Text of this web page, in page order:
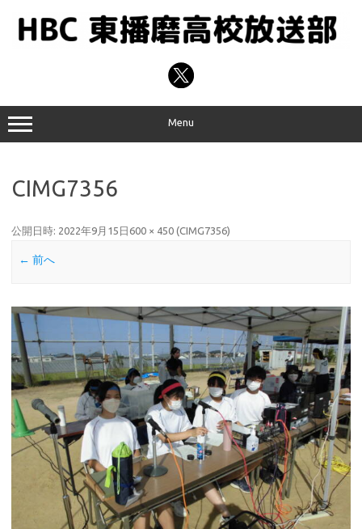
プ
Menu
CIMG7356
公開日時: 2022年9月15日 600 × 450 (CIMG7356)
← 前へ